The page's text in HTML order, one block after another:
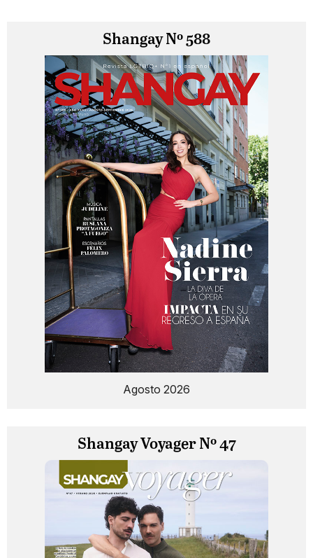
Shangay Nº 588
Agosto 2026
Shangay Voyager Nº 47